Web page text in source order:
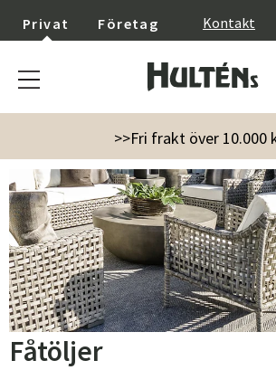
Privat Företag Kontakt
>>Fri frakt över 10.000
Utemöbler Utestolar
Fåtöljer